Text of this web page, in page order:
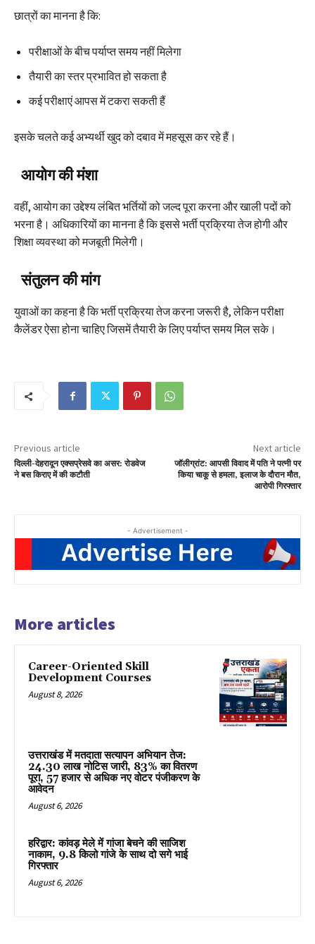
छात्रों का मानना है कि:
परीक्षाओं के बीच पर्याप्त समय नहीं मिलेगा
तैयारी का स्तर प्रभावित हो सकता है
कई परीक्षाएं आपस में टकरा सकती हैं
इसके चलते कई अभ्यर्थी खुद को दबाव में महसूस कर रहे हैं।
आयोग की मंशा
वहीं, आयोग का उद्देश्य लंबित भर्तियों को जल्द पूरा करना और खाली पदों को
भरना है। अधिकारियों का मानना है कि इससे भर्ती प्रक्रिया तेज होगी और
शिक्षा व्यवस्था को मजबूती मिलेगी।
संतुलन की मांग
युवाओं का कहना है कि भर्ती प्रक्रिया तेज करना जरूरी है, लेकिन परीक्षा
कैलेंडर ऐसा होना चाहिए जिसमें तैयारी के लिए पर्याप्त समय मिल सके।
Previous article
दिल्ली-देहरादून एक्सप्रेसवे का असर: रोडवेज
ने बस किराए में की कटौती
Next article
जॉलीग्रांट: आपसी विवाद में पति ने पत्नी पर
किया चाकू से हमला, इलाज के दौरान मौत,
आरोपी गिरफ्तार
- Advertisement -
More articles
Career-Oriented Skill
Development Courses
August 8, 2026
उत्तराखंड में मतदाता सत्यापन अभियान तेज:
24.30 लाख नोटिस जारी, 83% का वितरण
पूरा, 57 हजार से अधिक नए वोटर पंजीकरण के
आवेदन
August 6, 2026
हरिद्वार: कांवड़ मेले में गांजा बेचने की साजिश
नाकाम, 9.8 किलो गांजे के साथ दो सगे भाई
गिरफ्तार
August 6, 2026